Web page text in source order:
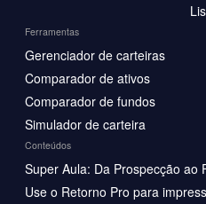
Ferramentas
Gerenciador de carteiras
Comparador de ativos
Comparador de fundos
Simulador de carteira
Conteúdos
Super Aula: Da Prospecção ao
Use o Retorno Pro para